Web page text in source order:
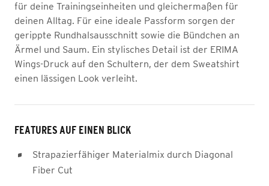
für deine Trainingseinheiten und gleichermaßen für
deinen Alltag. Für eine ideale Passform sorgen der
gerippte Rundhalsausschnitt sowie die Bündchen an
Ärmel und Saum. Ein stylisches Detail ist der ERIMA
Wings-Druck auf den Schultern, der dem Sweatshirt
einen lässigen Look verleiht.
FEATURES AUF EINEN BLICK
Strapazierfähiger Materialmix durch Diagonal
Fiber Cut